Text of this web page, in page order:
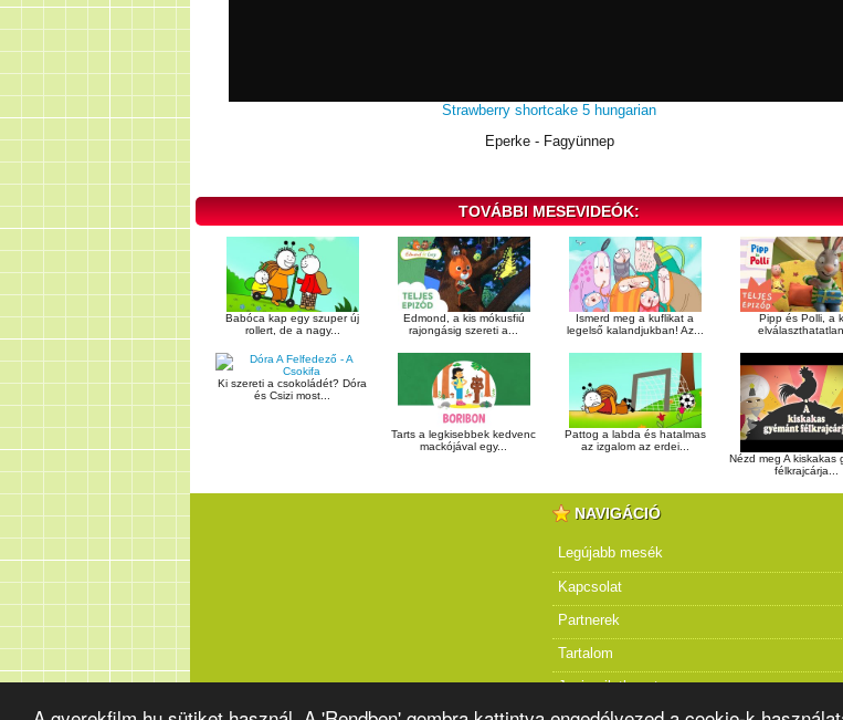
Strawberry shortcake 5 hungarian
Eperke - Fagyünnep
TOVÁBBI MESEVIDEÓK:
Babóca kap egy szuper új
rollert, de a nagy...
Edmond, a kis mókusfiú
rajongásig szereti a...
Ismerd meg a kuflikat a
legelső kalandjukban! Az...
Pipp és Polli, a
Ki szereti a csokoládét? Dóra
és Csizi most...
Tarts a legkisebbek kedvenc
mackójával egy...
Pattog a labda és hatalmas
az izgalom az erdei...
Nézd meg A kiskakas
félkrajcárja...
NAVIGÁCIÓ
Legújabb mesék
Kapcsolat
Partnerek
Tartalom
Jogi nyilatkozat